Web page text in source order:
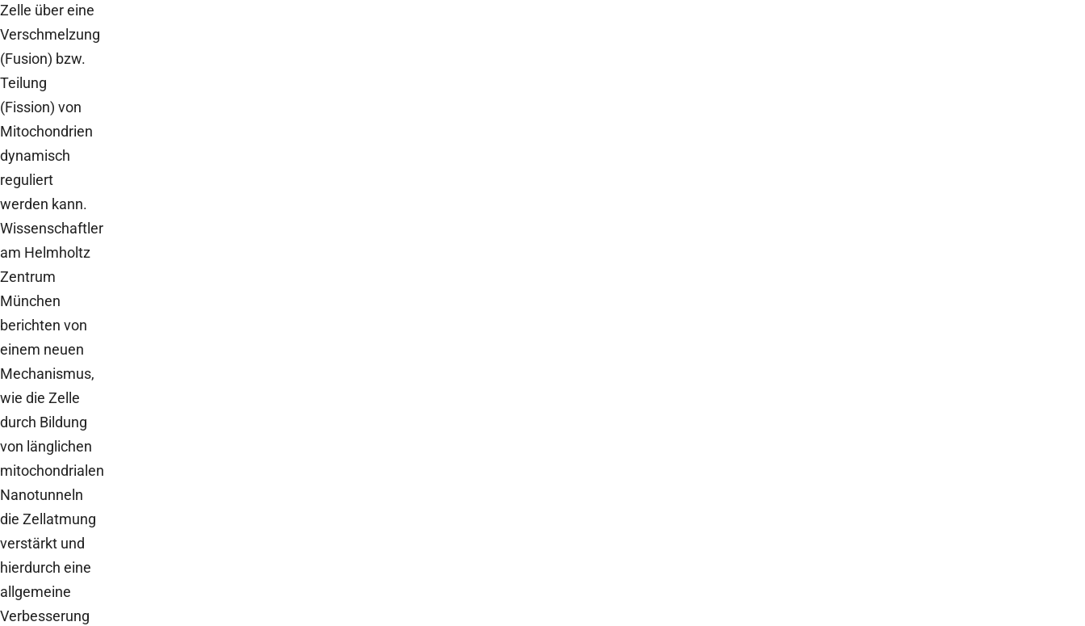
Zelle über eine
Verschmelzung
(Fusion) bzw.
Teilung
(Fission) von
Mitochondrien
dynamisch
reguliert
werden kann.
Wissenschaftler
am Helmholtz
Zentrum
München
berichten von
einem neuen
Mechanismus,
wie die Zelle
durch Bildung
von länglichen
mitochondrialen
Nanotunneln
die Zellatmung
verstärkt und
hierdurch eine
allgemeine
Verbesserung